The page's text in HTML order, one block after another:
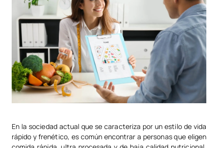
En la sociedad actual que se caracteriza por un estilo de vida
rápido y frenético, es común encontrar a personas que eligen